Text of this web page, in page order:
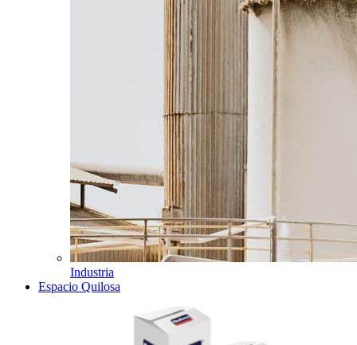
Industria
Espacio Quilosa